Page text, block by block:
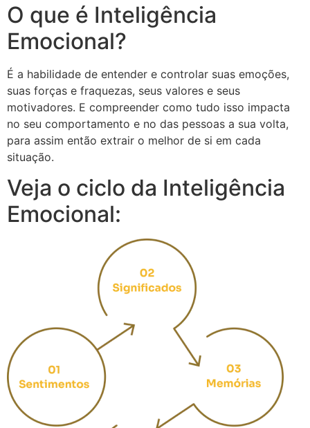
O que é Inteligência
Emocional?
É a habilidade de entender e controlar suas emoções,
suas forças e fraquezas, seus valores e seus
motivadores. E compreender como tudo isso impacta
no seu comportamento e no das pessoas a sua volta,
para assim então extrair o melhor de si em cada
situação.
Veja o ciclo da Inteligência
Emocional: